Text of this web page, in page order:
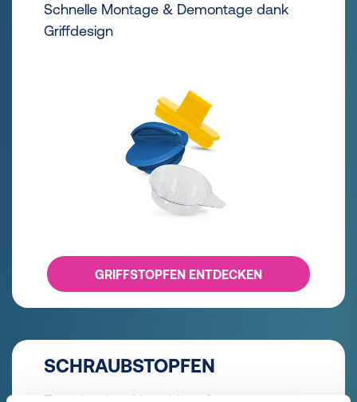
Schnelle Montage & Demontage dank
Griffdesign
GRIFFSTOPFEN ENTDECKEN
SCHRAUBSTOPFEN